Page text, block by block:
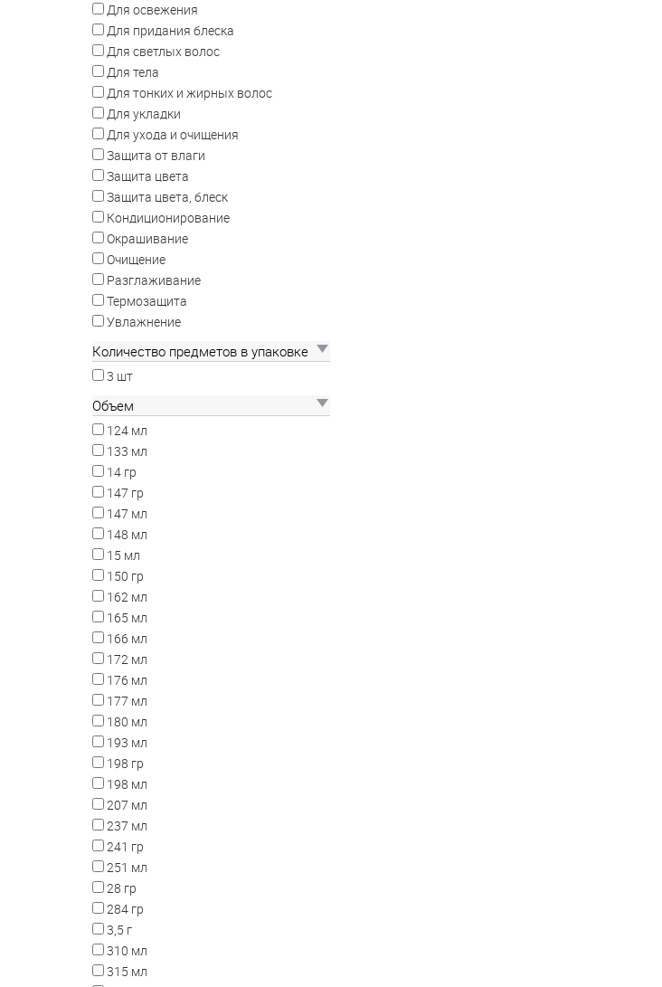
Для освежения
Для придания блеска
Для светлых волос
Для тела
Для тонких и жирных волос
Для укладки
Для ухода и очищения
Защита от влаги
Защита цвета
Защита цвета, блеск
Кондиционирование
Окрашивание
Очищение
Разглаживание
Термозащита
Увлажнение
Количество предметов в упаковке
3 шт
Объем
124 мл
133 мл
14 гр
147 гр
147 мл
148 мл
15 мл
150 гр
162 мл
165 мл
166 мл
172 мл
176 мл
177 мл
180 мл
193 мл
198 гр
198 мл
207 мл
237 мл
241 гр
251 мл
28 гр
284 гр
3,5 г
310 мл
315 мл